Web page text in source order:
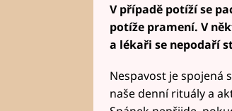
V případě potíží se
potíže pramení. V
a lékaři se nepodaří
Nespavost je spojená
naše denní rituály a